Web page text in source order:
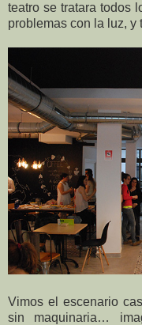
teatro se tratara todos
problemas con la luz,
Vimos el escenario
sin maquinaria…